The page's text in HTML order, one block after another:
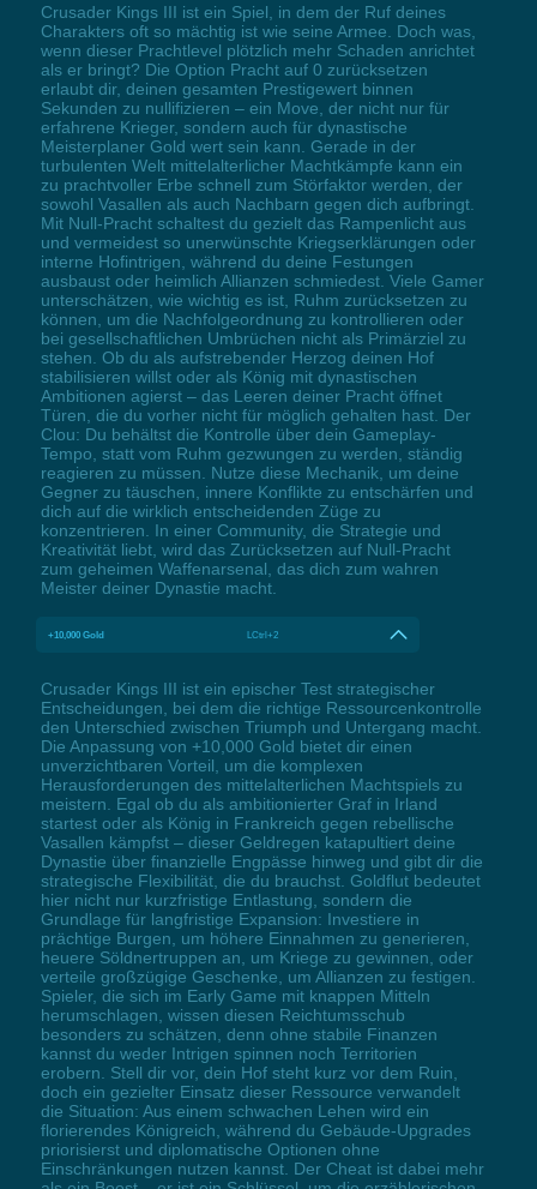
Crusader Kings III ist ein Spiel, in dem der Ruf deines
Charakters oft so mächtig ist wie seine Armee. Doch was,
wenn dieser Prachtlevel plötzlich mehr Schaden anrichtet
als er bringt? Die Option Pracht auf 0 zurücksetzen
erlaubt dir, deinen gesamten Prestigewert binnen
Sekunden zu nullifizieren – ein Move, der nicht nur für
erfahrene Krieger, sondern auch für dynastische
Meisterplaner Gold wert sein kann. Gerade in der
turbulenten Welt mittelalterlicher Machtkämpfe kann ein
zu prachtvoller Erbe schnell zum Störfaktor werden, der
sowohl Vasallen als auch Nachbarn gegen dich aufbringt.
Mit Null-Pracht schaltest du gezielt das Rampenlicht aus
und vermeidest so unerwünschte Kriegserklärungen oder
interne Hofintrigen, während du deine Festungen
ausbaust oder heimlich Allianzen schmiedest. Viele Gamer
unterschätzen, wie wichtig es ist, Ruhm zurücksetzen zu
können, um die Nachfolgeordnung zu kontrollieren oder
bei gesellschaftlichen Umbrüchen nicht als Primärziel zu
stehen. Ob du als aufstrebender Herzog deinen Hof
stabilisieren willst oder als König mit dynastischen
Ambitionen agierst – das Leeren deiner Pracht öffnet
Türen, die du vorher nicht für möglich gehalten hast. Der
Clou: Du behältst die Kontrolle über dein Gameplay-
Tempo, statt vom Ruhm gezwungen zu werden, ständig
reagieren zu müssen. Nutze diese Mechanik, um deine
Gegner zu täuschen, innere Konflikte zu entschärfen und
dich auf die wirklich entscheidenden Züge zu
konzentrieren. In einer Community, die Strategie und
Kreativität liebt, wird das Zurücksetzen auf Null-Pracht
zum geheimen Waffenarsenal, das dich zum wahren
Meister deiner Dynastie macht.
+10,000 Gold LCtrl+2
Crusader Kings III ist ein epischer Test strategischer
Entscheidungen, bei dem die richtige Ressourcenkontrolle
den Unterschied zwischen Triumph und Untergang macht.
Die Anpassung von +10,000 Gold bietet dir einen
unverzichtbaren Vorteil, um die komplexen
Herausforderungen des mittelalterlichen Machtspiels zu
meistern. Egal ob du als ambitionierter Graf in Irland
startest oder als König in Frankreich gegen rebellische
Vasallen kämpfst – dieser Geldregen katapultiert deine
Dynastie über finanzielle Engpässe hinweg und gibt dir die
strategische Flexibilität, die du brauchst. Goldflut bedeutet
hier nicht nur kurzfristige Entlastung, sondern die
Grundlage für langfristige Expansion: Investiere in
prächtige Burgen, um höhere Einnahmen zu generieren,
heuere Söldnertruppen an, um Kriege zu gewinnen, oder
verteile großzügige Geschenke, um Allianzen zu festigen.
Spieler, die sich im Early Game mit knappen Mitteln
herumschlagen, wissen diesen Reichtumsschub
besonders zu schätzen, denn ohne stabile Finanzen
kannst du weder Intrigen spinnen noch Territorien
erobern. Stell dir vor, dein Hof steht kurz vor dem Ruin,
doch ein gezielter Einsatz dieser Ressource verwandelt
die Situation: Aus einem schwachen Lehen wird ein
florierendes Königreich, während du Gebäude-Upgrades
priorisierst und diplomatische Optionen ohne
Einschränkungen nutzen kannst. Der Cheat ist dabei mehr